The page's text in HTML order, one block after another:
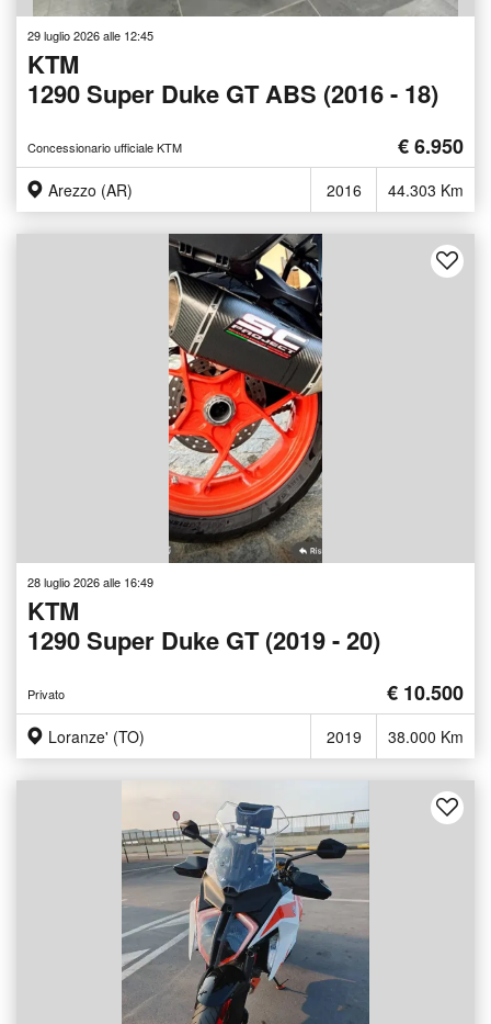
29 luglio 2026 alle 12:45
KTM
1290 Super Duke GT ABS (2016 - 18)
Concessionario ufficiale KTM € 6.950
Arezzo (AR) 2016 44.303 Km
28 luglio 2026 alle 16:49
KTM
1290 Super Duke GT (2019 - 20)
Privato € 10.500
Loranze' (TO) 2019 38.000 Km